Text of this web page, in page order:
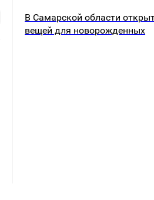
В Самарской области
вещей для новорожденных